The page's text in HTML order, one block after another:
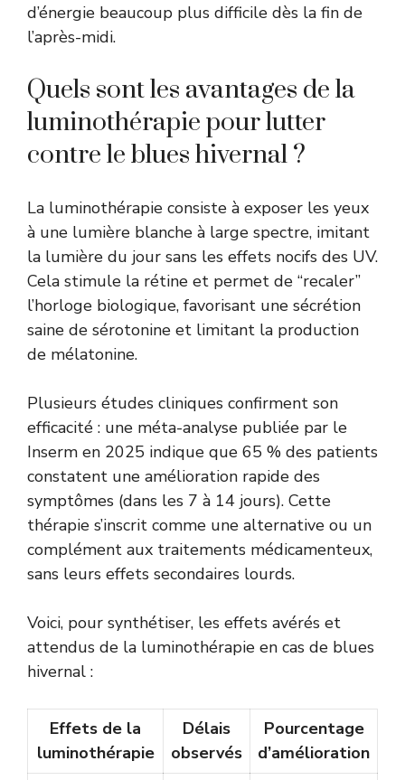
d’énergie beaucoup plus difficile dès la fin de
l’après-midi.
Quels sont les avantages de la
luminothérapie pour lutter
contre le blues hivernal ?
La luminothérapie consiste à exposer les yeux
à une lumière blanche à large spectre, imitant
la lumière du jour sans les effets nocifs des UV.
Cela stimule la rétine et permet de “recaler”
l’horloge biologique, favorisant une sécrétion
saine de sérotonine et limitant la production
de mélatonine.
Plusieurs études cliniques confirment son
efficacité : une méta-analyse publiée par le
Inserm en 2025 indique que 65 % des patients
constatent une amélioration rapide des
symptômes (dans les 7 à 14 jours). Cette
thérapie s’inscrit comme une alternative ou un
complément aux traitements médicamenteux,
sans leurs effets secondaires lourds.
Voici, pour synthétiser, les effets avérés et
attendus de la luminothérapie en cas de blues
hivernal :
Effets de la
luminothérapie
Délais
observés
Pourcentage
d’amélioration